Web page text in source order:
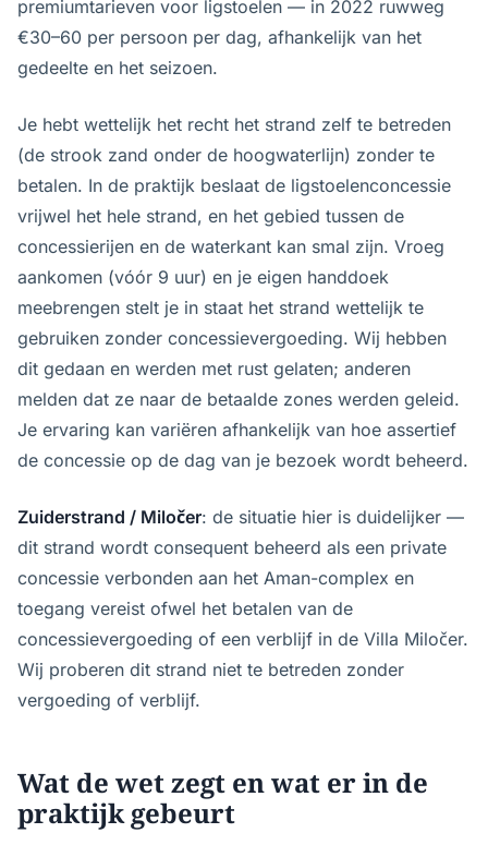
premiumtarieven voor ligstoelen — in 2022 ruwweg
€30–60 per persoon per dag, afhankelijk van het
gedeelte en het seizoen.
Je hebt wettelijk het recht het strand zelf te betreden
(de strook zand onder de hoogwaterlijn) zonder te
betalen. In de praktijk beslaat de ligstoelenconcessie
vrijwel het hele strand, en het gebied tussen de
concessierijen en de waterkant kan smal zijn. Vroeg
aankomen (vóór 9 uur) en je eigen handdoek
meebrengen stelt je in staat het strand wettelijk te
gebruiken zonder concessievergoeding. Wij hebben
dit gedaan en werden met rust gelaten; anderen
melden dat ze naar de betaalde zones werden geleid.
Je ervaring kan variëren afhankelijk van hoe assertief
de concessie op de dag van je bezoek wordt beheerd.
Zuiderstrand / Miločer: de situatie hier is duidelijker —
dit strand wordt consequent beheerd als een private
concessie verbonden aan het Aman-complex en
toegang vereist ofwel het betalen van de
concessievergoeding of een verblijf in de Villa Miločer.
Wij proberen dit strand niet te betreden zonder
vergoeding of verblijf.
Wat de wet zegt en wat er in de
praktijk gebeurt